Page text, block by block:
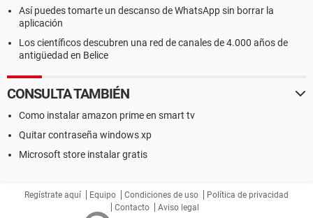
Así puedes tomarte un descanso de WhatsApp sin borrar la
aplicación
Los científicos descubren una red de canales de 4.000 años de
antigüedad en Belice
CONSULTA TAMBIÉN
Como instalar amazon prime en smart tv
Quitar contraseña windows xp
Microsoft store instalar gratis
Regístrate aquí Equipo Condiciones de uso
Política de privacidad
Contacto
Aviso legal